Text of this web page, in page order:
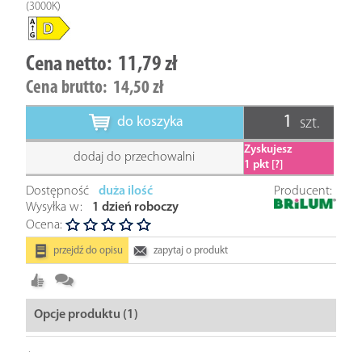
(3000K)
Cena netto: 11,79 zł
Cena brutto: 14,50 zł
do koszyka szt.
dodaj do przechowalni
Zyskujesz
1 pkt [?]
Dostępność
duża ilość
Wysyłka w:
1 dzień roboczy
Ocena:
Producent:
przejdź do opisu zapytaj o produkt
Opcje produktu (1)